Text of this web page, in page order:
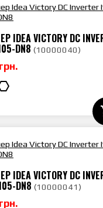
IDEA VICTORY DC
DN8 (10000040)
IDEA VICTORY DC
DN8 (10000041 )